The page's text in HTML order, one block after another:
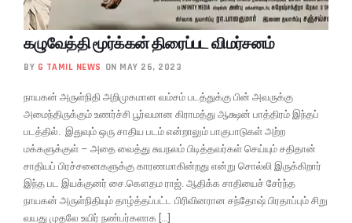
கழுவேத்தி மூர்க்கன் திரைப்பட விமர்சனம்
BY G TAMIL NEWS ON MAY 26, 2023
நாயகன் அருள்நிதி அறிமுகமான வம்சம் படத்துக்கு பின் அவருக்கு
அமைந்திருக்கும் உணர்ச்சி பூர்வமான கிராமத்து ஆக்ஷன் பாத்திரம் இந்தப்
படத்தில். இதுவும் ஒரு சாதிய படம் என்றாலும் பாகுபாடுகள் அற்ற
மக்களுக்குள் – அதை வைத்து சுயநலம் பிடித்தவர்கள் செய்யும் சதிதான்
சாதியப் பிரச்சனைகளுக்கு காரணமாகின்றது என்று சொல்லி இருக்கிறார்
இந்த பட இயக்குனர் சை.கௌதம ராஜ். ஆதிக்க சாதியைச் சேர்ந்த
நாயகன் அருள்நிதியும் தாழ்த்தப்பட்ட பிரிவினரான சந்தோஷ் பிரதாப்பும் சிறு
வயது முதலே உயிர் நண்பர்களாக […]